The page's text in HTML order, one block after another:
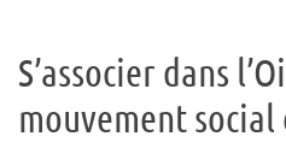
S’associer dans
mouvement